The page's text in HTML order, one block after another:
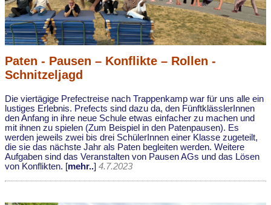
Paten - Pausen – Konflikte – Rollen -
Schnitzeljagd
Die viertägige Prefectreise nach Trappenkamp war für uns alle ein
lustiges Erlebnis. Prefects sind dazu da, den FünftklässlerInnen
den Anfang in ihre neue Schule etwas einfacher zu machen und
mit ihnen zu spielen (Zum Beispiel in den Patenpausen). Es
werden jeweils zwei bis drei SchülerInnen einer Klasse zugeteilt,
die sie das nächste Jahr als Paten begleiten werden. Weitere
Aufgaben sind das Veranstalten von Pausen AGs und das Lösen
von Konflikten. [mehr..] 4.7.2023